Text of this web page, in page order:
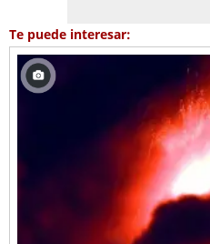
Te puede interesar: